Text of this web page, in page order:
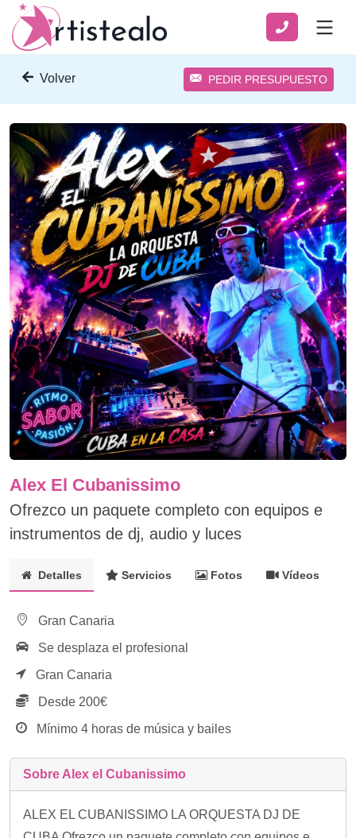
Volver PEDIR PRESUPUESTO
Alex El Cubanissimo
Ofrezco un paquete completo con equipos e
instrumentos de dj, audio y luces
Detalles Servicios Fotos Vídeos
Gran Canaria
Se desplaza el profesional
Gran Canaria
Desde 200€
Mínimo 4 horas de música y bailes
Sobre Alex el Cubanissimo
ALEX EL CUBANISSIMO LA ORQUESTA DJ DE